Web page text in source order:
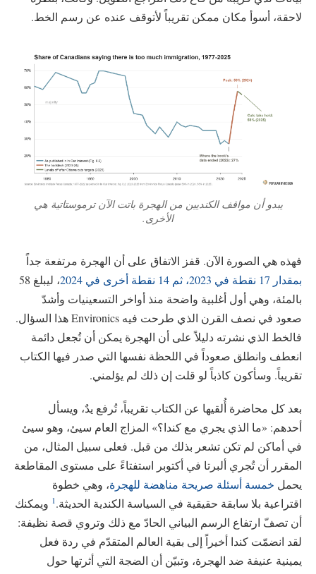
لاحقة، أسوأ مكان ممكن تقريباً لأتوقف عنده عن رسم الخط.
يبدو أن مواقف الكنديين من الهجرة باتت الآن ترموستاتية هي
الأخرى.
فهذه هي الصورة الآن. قفز الاتفاق على أن الهجرة مرتفعة جداً
بمقدار 17 نقطة في 2023، ثم 14 نقطة أخرى في 2024
، ليبلغ 58
بالمئة، وهي أول أغلبية واضحة منذ أواخر التسعينيات وأشدّ
صعود في نصف القرن الذي طرحت فيه Environics هذا السؤال.
فالخط الذي نشرته دليلاً على أن الهجرة يمكن أن تُجعل دائمة
انعطف وانطلق صعوداً في اللحظة نفسها التي صدر فيها الكتاب
تقريباً. وسأكون كاذباً لو قلت إن ذلك لم يؤلمني.
بعد كل محاضرة أُلقيها عن الكتاب تقريباً، تُرفع يدٌ، ويسأل
أحدهم: «ما الذي يجري مع كندا؟» المزاج العام سيئ، وهو سيئ
في أماكن لم تكن تشعر بذلك من قبل. فعلى سبيل المثال، من
المقرر أن تُجري ألبرتا في أكتوبر استفتاءً على مستوى المقاطعة
يحمل خمسة أسئلة صريحة مناهضة للهجرة، وهي خطوة
اقتراعية بلا سابقة حقيقية في السياسة الكندية الحديثة.1 ويمكنك
أن تصفّ ارتفاع الرسم البياني الحادّ مع ذلك وتروي قصة نظيفة:
لقد انضمّت كندا أخيراً إلى بقية العالم المتقدّم في ردة فعل
يمينية عنيفة ضد الهجرة، وتبيّن أن الضجة التي أثرتها حول